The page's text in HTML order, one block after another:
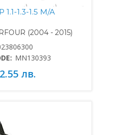
1.3-1.5 M/A
(2004 - 2015)
MN130393
лв.